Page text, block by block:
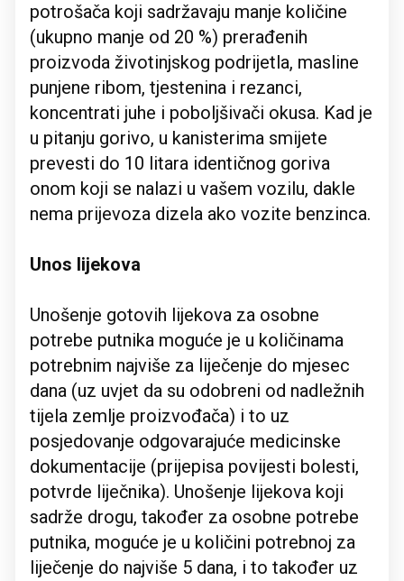
potrošača koji sadržavaju manje količine
(ukupno manje od 20 %) prerađenih
proizvoda životinjskog podrijetla, masline
punjene ribom, tjestenina i rezanci,
koncentrati juhe i poboljšivači okusa. Kad je
u pitanju gorivo, u kanisterima smijete
prevesti do 10 litara identičnog goriva
onom koji se nalazi u vašem vozilu, dakle
nema prijevoza dizela ako vozite benzinca.
Unos lijekova
Unošenje gotovih lijekova za osobne
potrebe putnika moguće je u količinama
potrebnim najviše za liječenje do mjesec
dana (uz uvjet da su odobreni od nadležnih
tijela zemlje proizvođača) i to uz
posjedovanje odgovarajuće medicinske
dokumentacije (prijepisa povijesti bolesti,
potvrde liječnika). Unošenje lijekova koji
sadrže drogu, također za osobne potrebe
putnika, moguće je u količini potrebnoj za
liječenje do najviše 5 dana, i to također uz